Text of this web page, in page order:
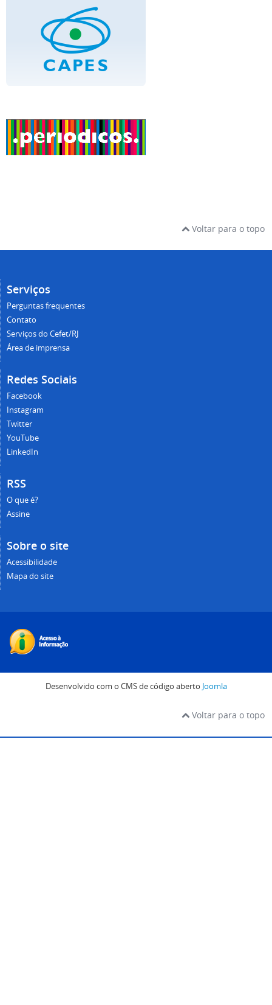
Voltar para o topo
Serviços
Perguntas frequentes
Contato
Serviços do Cefet/RJ
Área de imprensa
Redes Sociais
Facebook
Instagram
Twitter
YouTube
LinkedIn
RSS
O que é?
Assine
Sobre o site
Acessibilidade
Mapa do site
Desenvolvido com o CMS de código aberto Joomla
Voltar para o topo